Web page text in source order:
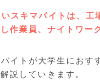
スキマバイトは、
作業員、ナイトワー
イトが大学生におす
説していきます。